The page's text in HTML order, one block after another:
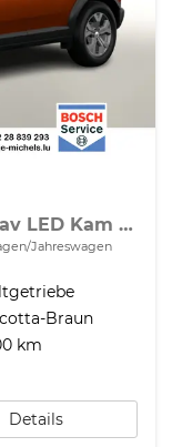
Expression MHEV WinterP Nav LED Kam 17Z
Jahreswagen
Braun
km
Details